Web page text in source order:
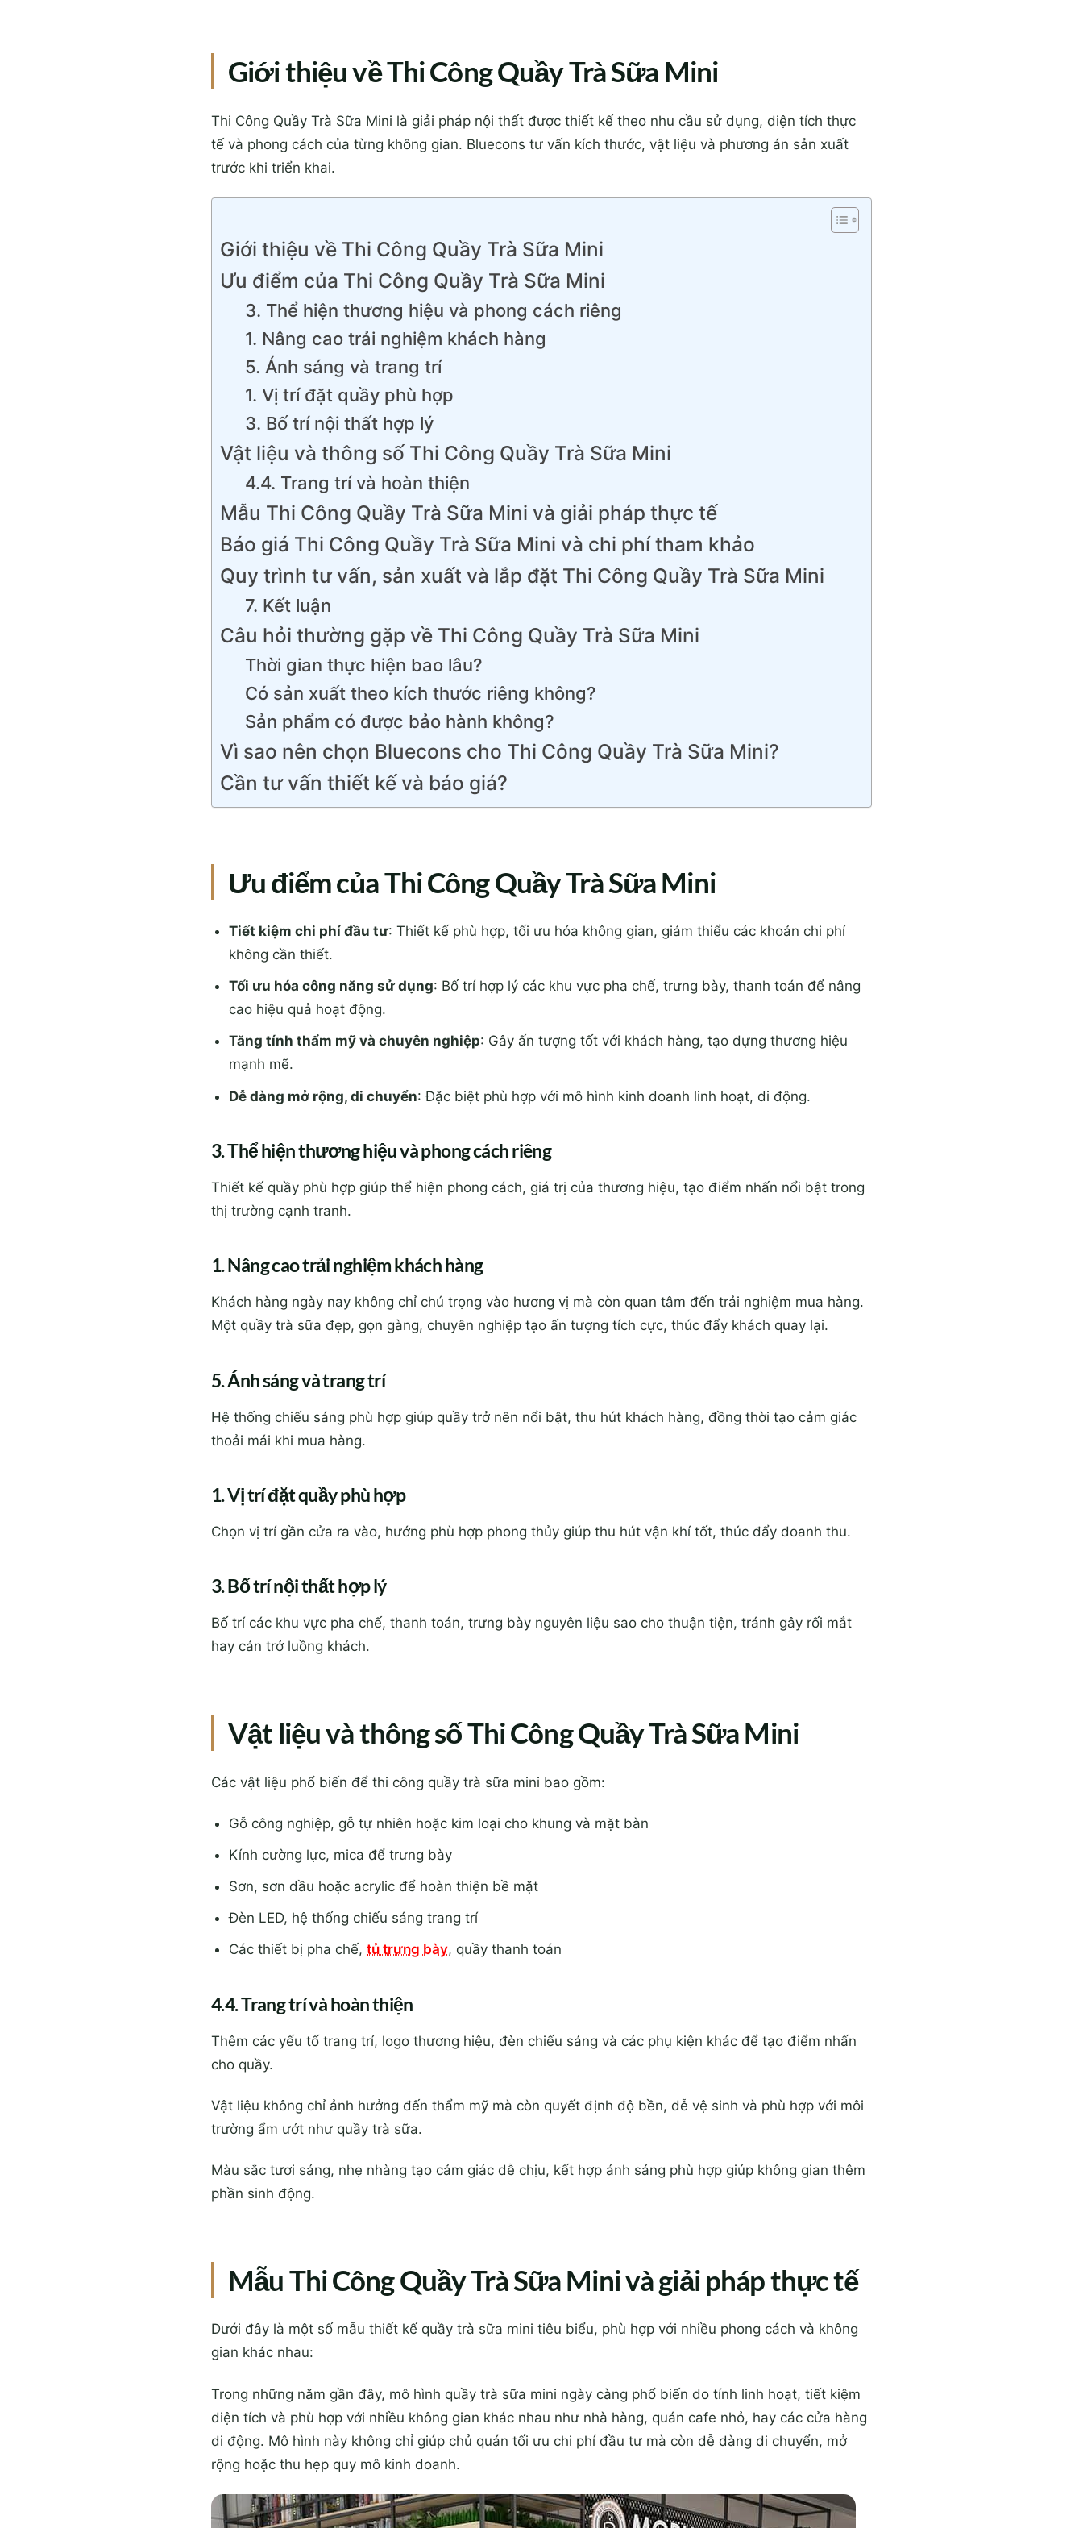
Giới thiệu về Thi Công Quầy Trà Sữa Mini
Thi Công Quầy Trà Sữa Mini là giải pháp nội thất được thiết kế theo nhu cầu sử dụng, diện tích thực
tế và phong cách của từng không gian. Bluecons tư vấn kích thước, vật liệu và phương án sản xuất
trước khi triển khai.
Giới thiệu về Thi Công Quầy Trà Sữa Mini
Ưu điểm của Thi Công Quầy Trà Sữa Mini
3. Thể hiện thương hiệu và phong cách riêng
1. Nâng cao trải nghiệm khách hàng
5. Ánh sáng và trang trí
1. Vị trí đặt quầy phù hợp
3. Bố trí nội thất hợp lý
Vật liệu và thông số Thi Công Quầy Trà Sữa Mini
4.4. Trang trí và hoàn thiện
Mẫu Thi Công Quầy Trà Sữa Mini và giải pháp thực tế
Báo giá Thi Công Quầy Trà Sữa Mini và chi phí tham khảo
Quy trình tư vấn, sản xuất và lắp đặt Thi Công Quầy Trà Sữa Mini
7. Kết luận
Câu hỏi thường gặp về Thi Công Quầy Trà Sữa Mini
Thời gian thực hiện bao lâu?
Có sản xuất theo kích thước riêng không?
Sản phẩm có được bảo hành không?
Vì sao nên chọn Bluecons cho Thi Công Quầy Trà Sữa Mini?
Cần tư vấn thiết kế và báo giá?
Ưu điểm của Thi Công Quầy Trà Sữa Mini
Tiết kiệm chi phí đầu tư: Thiết kế phù hợp, tối ưu hóa không gian, giảm thiểu các khoản chi phí
không cần thiết.
Tối ưu hóa công năng sử dụng: Bố trí hợp lý các khu vực pha chế, trưng bày, thanh toán để nâng
cao hiệu quả hoạt động.
Tăng tính thẩm mỹ và chuyên nghiệp: Gây ấn tượng tốt với khách hàng, tạo dựng thương hiệu
mạnh mẽ.
Dễ dàng mở rộng, di chuyển: Đặc biệt phù hợp với mô hình kinh doanh linh hoạt, di động.
3. Thể hiện thương hiệu và phong cách riêng
Thiết kế quầy phù hợp giúp thể hiện phong cách, giá trị của thương hiệu, tạo điểm nhấn nổi bật trong
thị trường cạnh tranh.
1. Nâng cao trải nghiệm khách hàng
Khách hàng ngày nay không chỉ chú trọng vào hương vị mà còn quan tâm đến trải nghiệm mua hàng.
Một quầy trà sữa đẹp, gọn gàng, chuyên nghiệp tạo ấn tượng tích cực, thúc đẩy khách quay lại.
5. Ánh sáng và trang trí
Hệ thống chiếu sáng phù hợp giúp quầy trở nên nổi bật, thu hút khách hàng, đồng thời tạo cảm giác
thoải mái khi mua hàng.
1. Vị trí đặt quầy phù hợp
Chọn vị trí gần cửa ra vào, hướng phù hợp phong thủy giúp thu hút vận khí tốt, thúc đẩy doanh thu.
3. Bố trí nội thất hợp lý
Bố trí các khu vực pha chế, thanh toán, trưng bày nguyên liệu sao cho thuận tiện, tránh gây rối mắt
hay cản trở luồng khách.
Vật liệu và thông số Thi Công Quầy Trà Sữa Mini
Các vật liệu phổ biến để thi công quầy trà sữa mini bao gồm:
Gỗ công nghiệp, gỗ tự nhiên hoặc kim loại cho khung và mặt bàn
Kính cường lực, mica để trưng bày
Sơn, sơn dầu hoặc acrylic để hoàn thiện bề mặt
Đèn LED, hệ thống chiếu sáng trang trí
Các thiết bị pha chế,tủ trưng bày, quầy thanh toán
4.4. Trang trí và hoàn thiện
Thêm các yếu tố trang trí, logo thương hiệu, đèn chiếu sáng và các phụ kiện khác để tạo điểm nhấn
cho quầy.
Vật liệu không chỉ ảnh hưởng đến thẩm mỹ mà còn quyết định độ bền, dễ vệ sinh và phù hợp với môi
trường ẩm ướt như quầy trà sữa.
Màu sắc tươi sáng, nhẹ nhàng tạo cảm giác dễ chịu, kết hợp ánh sáng phù hợp giúp không gian thêm
phần sinh động.
Mẫu Thi Công Quầy Trà Sữa Mini và giải pháp thực tế
Dưới đây là một số mẫu thiết kế quầy trà sữa mini tiêu biểu, phù hợp với nhiều phong cách và không
gian khác nhau:
Trong những năm gần đây, mô hình quầy trà sữa mini ngày càng phổ biến do tính linh hoạt, tiết kiệm
diện tích và phù hợp với nhiều không gian khác nhau như nhà hàng, quán cafe nhỏ, hay các cửa hàng
di động. Mô hình này không chỉ giúp chủ quán tối ưu chi phí đầu tư mà còn dễ dàng di chuyển, mở
rộng hoặc thu hẹp quy mô kinh doanh.